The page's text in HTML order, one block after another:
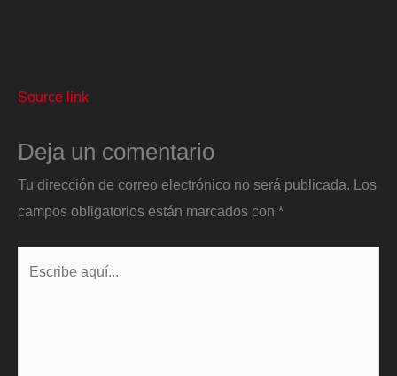
Source link
Deja un comentario
Tu dirección de correo electrónico no será publicada. Los
campos obligatorios están marcados con *